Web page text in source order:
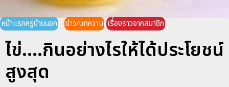
หน้าแรกครูบ้านนอก ข่าว/บทความ เรื่องราวจากสมาชิก
ไข่....กินอย่างไรให้ได้ประโยชน์
สูงสุด